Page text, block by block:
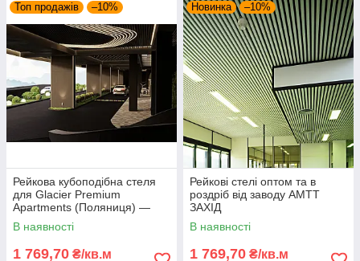
Топ продажів –10%
Рейкова кубоподібна стеля
для Glacier Premium
Apartments (Поляниця) —
АМТТ ЗАХІД
В наявності
1 769,70 ₴/кв.м
Новинка –10%
Рейкові стелі оптом та в
роздріб від заводу АМТТ
ЗАХІД
В наявності
1 769,70 ₴/кв.м